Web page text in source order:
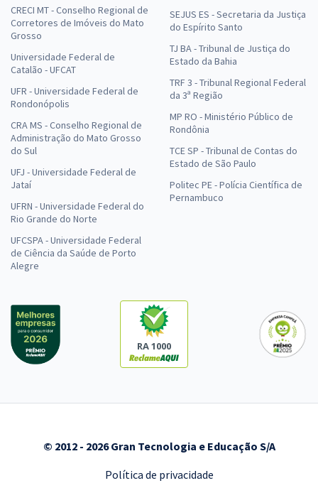
CRECI MT - Conselho Regional de
Corretores de Imóveis do Mato
Grosso
Universidade Federal de
Catalão - UFCAT
UFR - Universidade Federal de
Rondonópolis
CRA MS - Conselho Regional de
Administração do Mato Grosso
do Sul
UFJ - Universidade Federal de
Jataí
UFRN - Universidade Federal do
Rio Grande do Norte
UFCSPA - Universidade Federal
de Ciência da Saúde de Porto
Alegre
SEJUS ES - Secretaria da Justiça
do Espírito Santo
TJ BA - Tribunal de Justiça do
Estado da Bahia
TRF 3 - Tribunal Regional Federal
da 3ª Região
MP RO - Ministério Público de
Rondônia
TCE SP - Tribunal de Contas do
Estado de São Paulo
Politec PE - Polícia Científica de
Pernambuco
RA 1000
© 2012 - 2026 Gran Tecnologia e Educação S/A
Política de privacidade